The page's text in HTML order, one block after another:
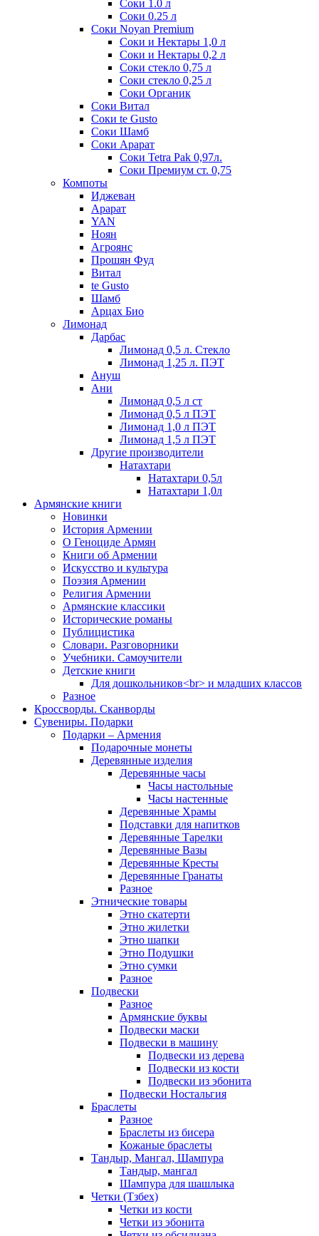
Соки 1.0 л
Соки 0.25 л
Соки Noyan Premium
Соки и Нектары 1,0 л
Соки и Нектары 0,2 л
Соки стекло 0,75 л
Соки стекло 0,25 л
Соки Органик
Соки Витал
Соки te Gusto
Соки Шамб
Соки Арарат
Соки Tetra Pak 0,97л.
Соки Премиум ст. 0,75
Компоты
Иджеван
Арарат
YAN
Ноян
Агроянс
Прошян Фуд
Витал
te Gusto
Шамб
Арцах Био
Лимонад
Дарбас
Лимонад 0,5 л. Стекло
Лимонад 1,25 л. ПЭТ
Ануш
Ани
Лимонад 0,5 л ст
Лимонад 0,5 л ПЭТ
Лимонад 1,0 л ПЭТ
Лимонад 1,5 л ПЭТ
Другие производители
Натахтари
Натахтари 0,5л
Натахтари 1,0л
Армянские книги
Новинки
История Армении
О Геноциде Армян
Книги об Армении
Иcкусство и культура
Поэзия Армении
Религия Армении
Армянские классики
Исторические романы
Публицистика
Словари. Разговорники
Учебники. Самоучители
Детские книги
Для дошкольников<br> и младших классов
Разное
Кроссворды. Сканворды
Сувениры. Подарки
Подарки – Армения
Подарочные монеты
Деревянные изделия
Деревянные часы
Часы настольные
Часы настенные
Деревянные Храмы
Подставки для напитков
Деревянные Тарелки
Деревянные Вазы
Деревянные Кресты
Деревянные Гранаты
Разное
Этнические товары
Этно скатерти
Этно жилетки
Этно шапки
Этно Подушки
Этно сумки
Разное
Подвески
Разное
Армянские буквы
Подвески маски
Подвески в машину
Подвески из дерева
Подвески из кости
Подвески из эбонита
Подвески Ностальгия
Браслеты
Разное
Браслеты из бисера
Кожаные браслеты
Тандыр, Мангал, Шампура
Тандыр, мангал
Шампура для шашлыка
Четки (Тзбех)
Четки из кости
Четки из эбонита